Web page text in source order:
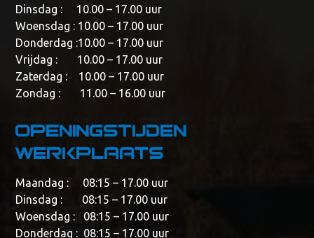
Dinsdag : 10.00 – 17.00 uur
Woensdag : 10.00 – 17.00 uur
Donderdag :10.00 – 17.00 uur
Vrijdag : 10.00 – 17.00 uur
Zaterdag : 10.00 – 17.00 uur
Zondag : 11.00 – 16.00 uur
Openingstijden
werkplaats
Maandag : 08:15 – 17.00 uur
Dinsdag : 08:15 – 17.00 uur
Woensdag : 08:15 – 17.00 uur
Donderdag : 08:15 – 17.00 uur